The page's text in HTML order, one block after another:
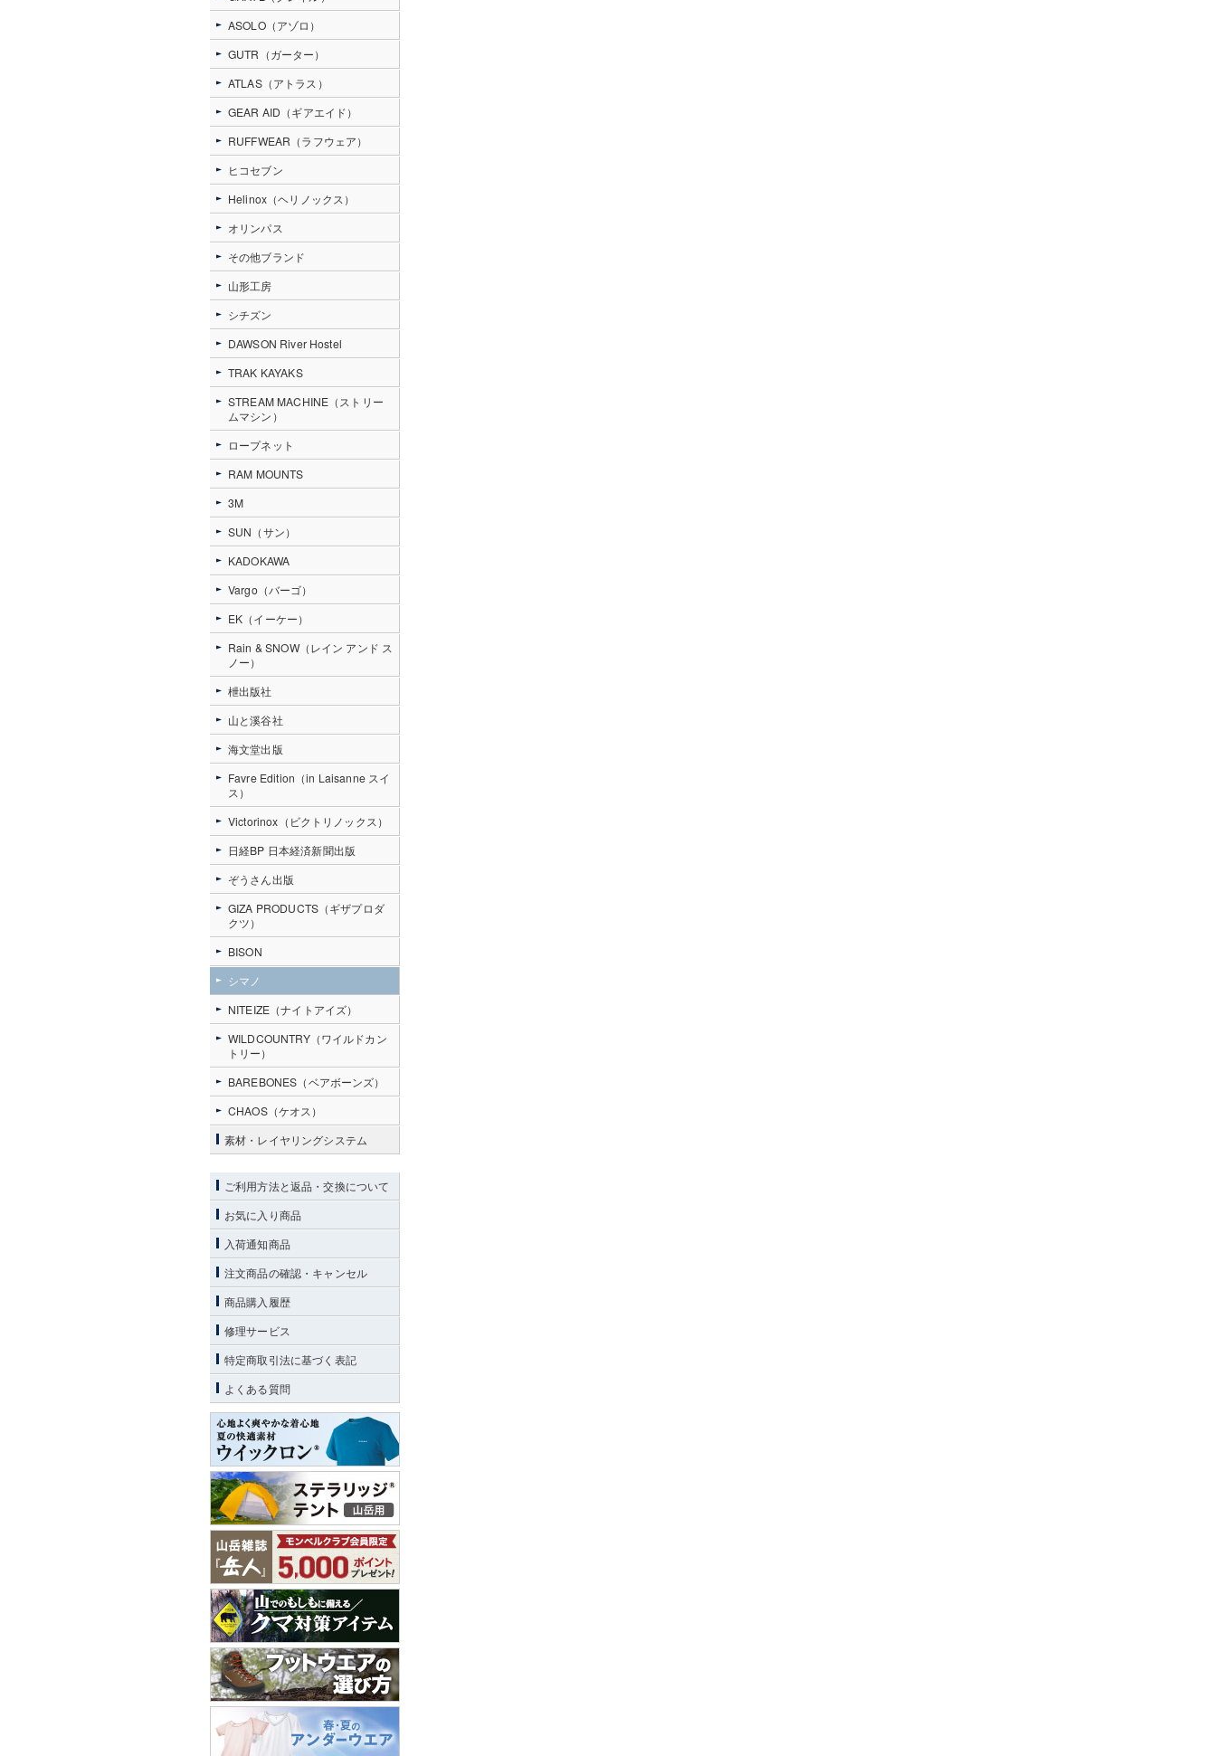
ASOLO（アゾロ）
GUTR（ガーター）
ATLAS（アトラス）
GEAR AID（ギアエイド）
RUFFWEAR（ラフウェア）
ヒコセブン
Helinox（ヘリノックス）
オリンパス
その他ブランド
山形工房
シチズン
DAWSON River Hostel
TRAK KAYAKS
STREAM MACHINE（ストリー
ムマシン）
ロープネット
RAM MOUNTS
3M
SUN（サン）
KADOKAWA
Vargo（バーゴ）
EK（イーケー）
Rain & SNOW（レイン アンド ス
ノー）
枻出版社
山と溪谷社
海文堂出版
Favre Edition（in Laisanne スイ
ス）
Victorinox（ビクトリノックス）
日経BP 日本経済新聞出版
ぞうさん出版
GIZA PRODUCTS（ギザプロダ
クツ）
BISON
シマノ
NITEIZE（ナイトアイズ）
WILDCOUNTRY（ワイルドカン
トリー）
BAREBONES（ベアボーンズ）
CHAOS（ケオス）
素材・レイヤリングシステム
ご利用方法と返品・交換について
お気に入り商品
入荷通知商品
注文商品の確認・キャンセル
商品購入履歴
修理サービス
特定商取引法に基づく表記
よくある質問